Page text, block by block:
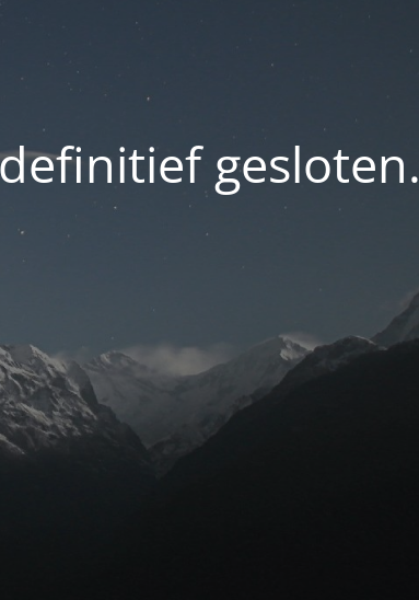
gesloten.